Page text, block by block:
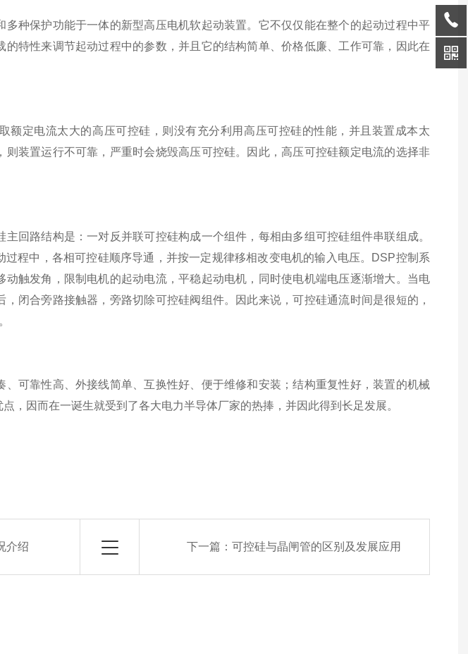
多种保护功能于一体的新型高压电机软起动装置。它不仅仅能在整个的起动过程中平
特性来调节起动过程中的参数，并且它的结构简单、价格低廉、工作可靠，因此在
定电流太大的高压可控硅，则没有充分利用高压可控硅的性能，并且装置成本太
装置运行不可靠，严重时会烧毁高压可控硅。因此，高压可控硅额定电流的选择非
主回路结构是：一对反并联可控硅构成一个组件，每相由多组可控硅组件串联组成。
程中，各相可控硅顺序导通，并按一定规律移相改变电机的输入电压。DSP控制系
触发角，限制电机的起动电流，平稳起动电机，同时使电机端电压逐渐增大。当电
闭合旁路接触器，旁路切除可控硅阀组件。因此来说，可控硅通流时间是很短的，
、可靠性高、外接线简单、互换性好、便于维修和安装；结构重复性好，装置的机械
，因而在一诞生就受到了各大电力半导体厂家的热捧，并因此得到长足发展。
介绍 下一篇： 可控硅与晶闸管的区别及发展应用